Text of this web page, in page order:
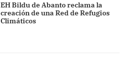
EH Bildu de Abanto reclama la
creación de una Red de Refugios
Climáticos